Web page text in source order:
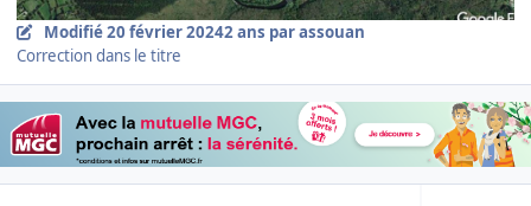
Modifié20 février 20242 ans par assouan
Correction dans le titre